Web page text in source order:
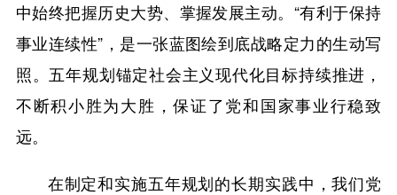
中始终把握历史大势、掌握发展主动。“有利于保持
事业连续性”，是一张蓝图绘到底战略定力的生动写
照。五年规划锚定社会主义现代化目标持续推进，
不断积小胜为大胜，保证了党和国家事业行稳致
远。
在制定和实施五年规划的长期实践中，我们党